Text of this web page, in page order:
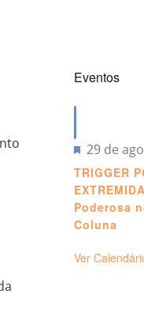
Eventos
29 de
TRIGGER
Poderosa
Coluna
Ver